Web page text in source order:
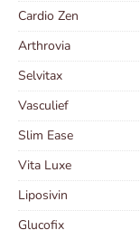
Cardio Zen
Arthrovia
Selvitax
Vasculief
Slim Ease
Vita Luxe
Liposivin
Glucofix